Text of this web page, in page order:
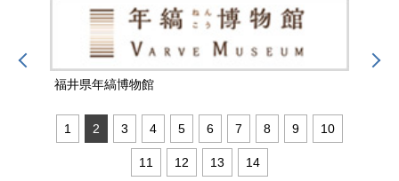
福井県年縞博物館
1 2 3 4 5 6 7 8 9 10
11 12 13 14